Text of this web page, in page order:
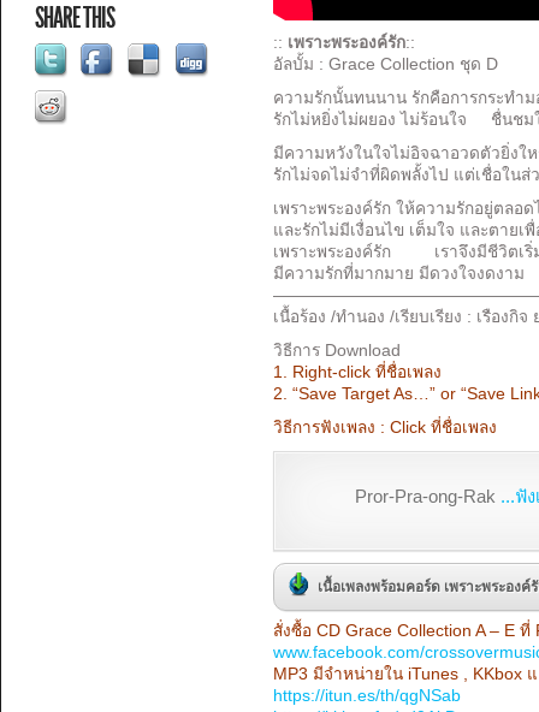
SHARE THIS
:: เพราะพระองค์รัก::
อัลบั้ม : Grace Collection ชุด D
ความรักนั้นทนนาน รักคือการกระทำม
รักไม่หยิ่งไม่ผยอง ไม่ร้อนใจ
ชื่นชม
มีความหวังในใจไม่อิจฉาอวดตัวยิ่งใ
รักไม่จดไม่จำที่ผิดพลั้งไป แต่เชื่อในส่
เพราะพระองค์รัก ให้ความรักอยู่ตลอด
และรักไม่มีเงื่อนไข เต็มใจ และตายเพื่
เพราะพระองค์รัก
เราจึงมีชีวิตเ
มีความรักที่มากมาย มีดวงใจงดงาม
เนื้อร้อง /ทำนอง /เรียบเรียง : เรืองกิจ
วิธีการ Download
1. Right-click ที่ชื่อเพลง
2. “Save Target As…” or “Save
วิธีการฟังเพลง : Click ที่ชื่อเพลง
Pror-Pra-ong-Rak ...ฟัง
เนื้อเพลงพร้อมคอร์ด เพราะพระองค์
สั่งซื้อ CD Grace Collection A – E
www.facebook.com/
MP3 มีจำหน่ายใน iTunes , KKbox
https://itun.es/th/qgNSab